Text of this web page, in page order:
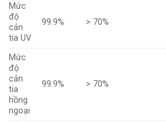
Mức
độ
cản
tia UV
99.9% > 70%
Mức
độ
cản
tia
hồng
ngoại
99.9% > 70%